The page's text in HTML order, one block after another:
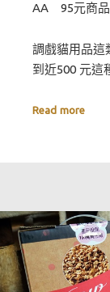
AA 95元商
調戲貓用品
到近500 元這
Read more